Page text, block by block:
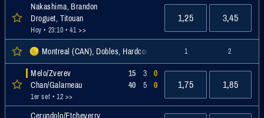
Nakashima, Brandon
Droguet, Titouan
Hoy • 23:10 • 41 >>
1,25 3,45
Montreal (CAN), Dobles, Hardcourt, ATP 1 2
Melo/Zverev
Chan/Galarneau
1er set • 12 >>
15
40
3
5
0
0
1,75 1,85
Cerundolo/Etcheverry